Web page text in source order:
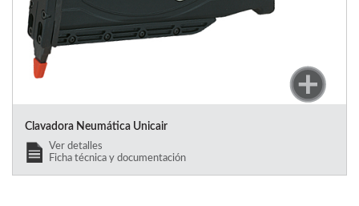
Clavadora Neumática Unicair
Ver detalles
Ficha técnica y documentación